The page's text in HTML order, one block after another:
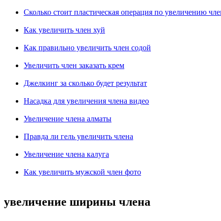
Сколько стоит пластическая операция по увеличению
Как увеличить член хуй
Как правильно увеличить член содой
Увеличить член заказать крем
Джелкинг за сколько будет результат
Насадка для увеличения члена видео
Увеличение члена алматы
Правда ли гель увеличить члена
Увеличение члена калуга
Как увеличить мужской член фото
увеличение ширины члена